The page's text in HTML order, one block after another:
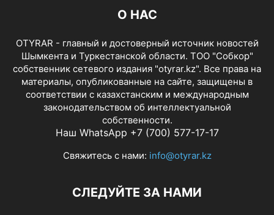
самые юные зрители любопытством смотрели шоу
самые юные зрители любопытством смотрели шоу
О НАС
OTYRAR - главный и достоверный источник новостей
Шымкента и Туркестанской области. ТОО "Собкор"
собственник сетевого издания "otyrar.kz". Все права на
материалы, опубликованные на сайте, защищены в
соответствии с казахстанским и международным
законодательством об интеллектуальной
собственности.
Наш WhatsApp +7 (700) 577-17-17
Свяжитесь с нами: info@otyrar.kz
СЛЕДУЙТЕ ЗА НАМИ